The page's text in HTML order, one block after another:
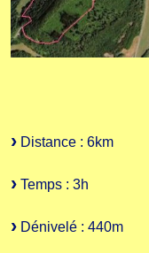
Distance : 6km
Temps : 3h
Dénivelé : 440m